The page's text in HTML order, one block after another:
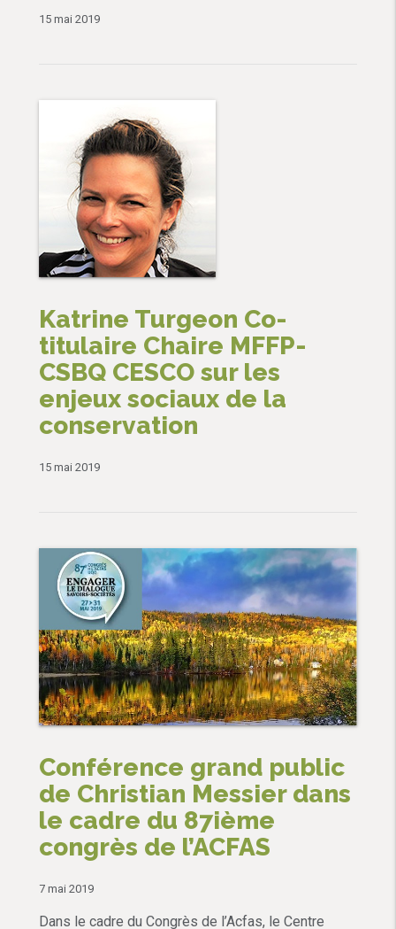
15 mai 2019
Katrine Turgeon Co-
titulaire Chaire MFFP-
CSBQ CESCO sur les
enjeux sociaux de la
conservation
15 mai 2019
Conférence grand public
de Christian Messier dans
le cadre du 87ième
congrès de l’ACFAS
7 mai 2019
Dans le cadre du Congrès de l’Acfas, le Centre